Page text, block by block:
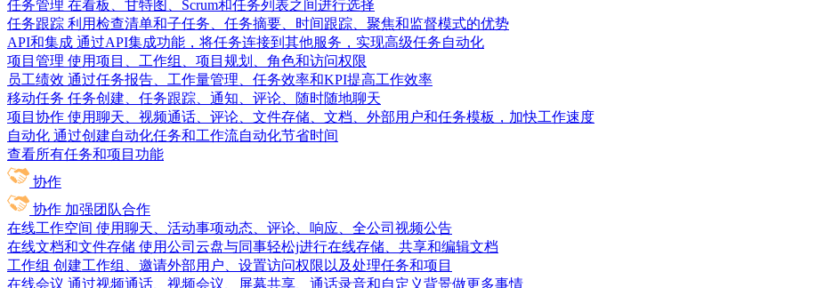
任务管理 在看板、甘特图、Scrum和任务列表之间进行选择
任务跟踪 利用检查清单和子任务、任务摘要、时间跟踪、聚焦和监督模式的优势
API和集成 通过API集成功能，将任务连接到其他服务，实现高级任务自动化
项目管理 使用项目、工作组、项目规划、角色和访问权限
员工绩效 通过任务报告、工作量管理、任务效率和KPI提高工作效率
移动任务 任务创建、任务跟踪、通知、评论、随时随地聊天
项目协作 使用聊天、视频通话、评论、文件存储、文档、外部用户和任务模板，加快工作速度
自动化 通过创建自动化任务和工作流自动化节省时间
查看所有任务和项目功能
协作
协作 加强团队合作
在线工作空间 使用聊天、活动事项动态、评论、响应、全公司视频公告
在线文档和文件存储 使用公司云盘与同事轻松j进行在线存储、共享和编辑文档
工作组 创建工作组、邀请外部用户、设置访问权限以及处理任务和项目
在线会议 通过视频通话、视频会议、屏幕共享、通话录音和自定义背景做更多事情